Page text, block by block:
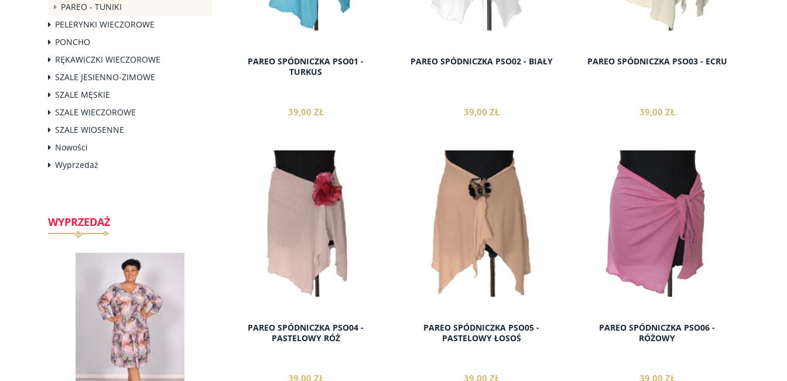
PAREO - TUNIKI
PELERYNKI WIECZOROWE
PONCHO
RĘKAWICZKI WIECZOROWE
SZALE JESIENNO-ZIMOWE
SZALE MĘSKIE
SZALE WIECZOROWE
SZALE WIOSENNE
Nowości
Wyprzedaż
WYPRZEDAŻ
PAREO SPÓDNICZKA PSO01 -
TURKUS
39,00 ZŁ
do koszyka
PAREO SPÓDNICZKA PSO02 - BIAŁY
39,00 ZŁ
do koszyka
PAREO SPÓDNICZKA PSO03 - ECRU
39,00 ZŁ
do koszyka
PAREO SPÓDNICZKA PSO04 -
PASTELOWY RÓŻ
39,00 ZŁ
PAREO SPÓDNICZKA PSO05 -
PASTELOWY ŁOSOŚ
39,00 ZŁ
PAREO SPÓDNICZKA PSO06 -
RÓŻOWY
39,00 ZŁ